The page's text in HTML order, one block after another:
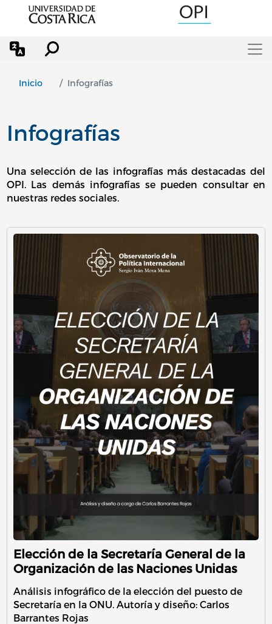
Pasar al contenido principal
Inicio Infografías
Infografías
Una selección de las infografías más destacadas del
OPI. Las demás infografías se pueden consultar en
nuestras redes sociales.
Elección de la Secretaría General de la
Organización de las Naciones Unidas
Análisis infográfico de la elección del puesto de
Secretaría en la ONU. Autoría y diseño: Carlos
Barrantes Rojas